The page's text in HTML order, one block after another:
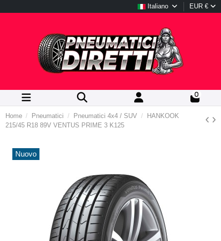
Italiano EUR €
0
Home Pneumatici Pneumatici 4x4 / SUV
HANKOOK
215/45 R18 89V VENTUS PRIME 3 K125
Nuovo